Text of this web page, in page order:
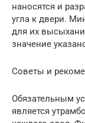
наносятся и
угла к двери.
для их
значение
Советы и
Обязательным
является